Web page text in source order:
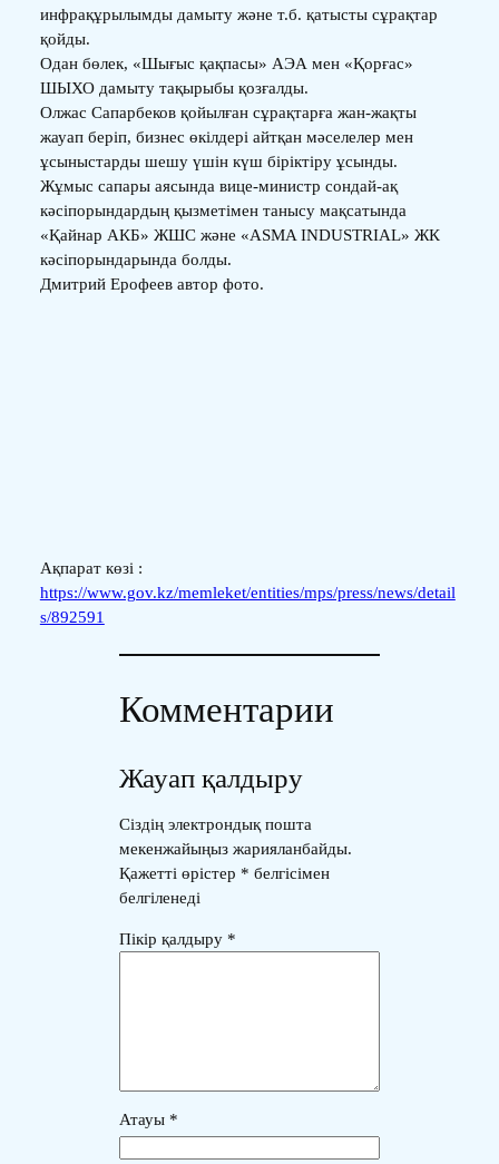
инфрақұрылымды дамыту және т.б. қатысты сұрақтар
қойды.
Одан бөлек, «Шығыс қақпасы» АЭА мен «Қорғас»
ШЫХО дамыту тақырыбы қозғалды.
Олжас Сапарбеков қойылған сұрақтарға жан-жақты
жауап беріп, бизнес өкілдері айтқан мәселелер мен
ұсыныстарды шешу үшін күш біріктіру ұсынды.
Жұмыс сапары аясында вице-министр сондай-ақ
кәсіпорындардың қызметімен танысу мақсатында
«Қайнар АКБ» ЖШС және «ASMA INDUSTRIAL» ЖК
кәсіпорындарында болды.
Дмитрий Ерофеев автор фото.
Ақпарат көзі :
https://www.gov.kz/memleket/entities/mps/press/news/detail
s/892591
Комментарии
Жауап қалдыру
Сіздің электрондық пошта
мекенжайыңыз жарияланбайды.
Қажетті өрістер * белгісімен
белгіленеді
Пікір қалдыру *
Атауы *